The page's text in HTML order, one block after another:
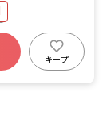
キープ